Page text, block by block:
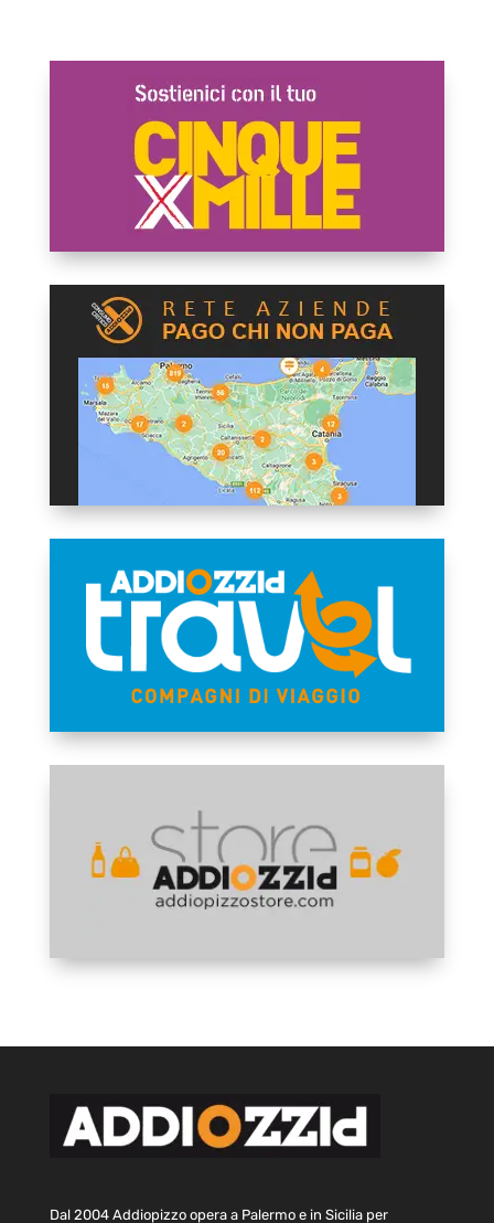
Dal 2004 Addiopizzo opera a Palermo e in Sicilia per